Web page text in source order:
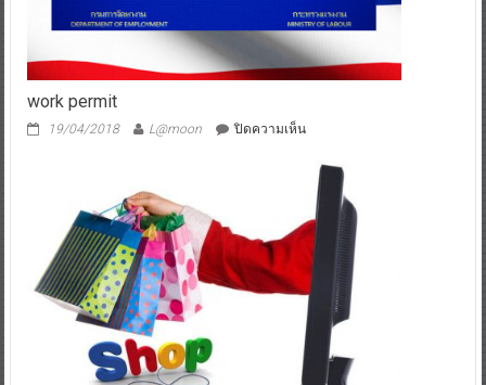
work permit
19/04/2018 L@moon ปิดความเห็นบน
permit